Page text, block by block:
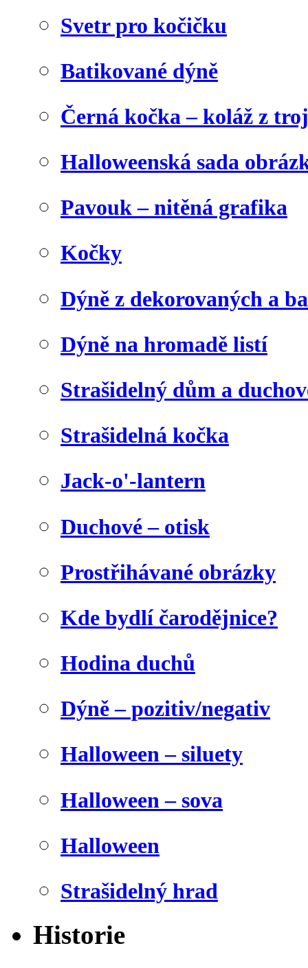
Svetr pro kočičku
Batikované dýně
Černá kočka – koláž z
Halloweenská sada
Pavouk – nitěná grafika
Kočky
Dýně z dekorovaných a
Dýně na hromadě listí
Strašidelný dům a
Strašidelná kočka
Jack-o'-lantern
Duchové – otisk
Prostřihávané obrázky
Kde bydlí čarodějnice?
Hodina duchů
Dýně – pozitiv/negativ
Halloween – siluety
Halloween – sova
Halloween
Strašidelný hrad
Historie